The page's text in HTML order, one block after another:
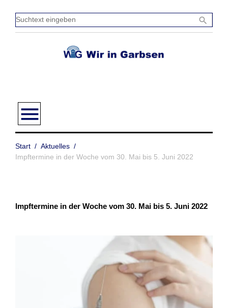
Inhalt
springen
search
menu
Start / Aktuelles /
Impftermine in der Woche vom 30. Mai bis 5. Juni 2022
Impftermine in der Woche vom 30. Mai bis 5. Juni 2022